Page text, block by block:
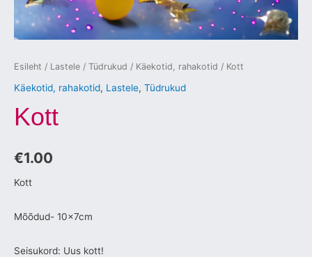
Esileht / Lastele / Tüdrukud / Käekotid, rahakotid / Kott
Käekotid, rahakotid, Lastele, Tüdrukud
Kott
€1.00
Kott
Mõõdud- 10x7cm
Seisukord: Uus kott!